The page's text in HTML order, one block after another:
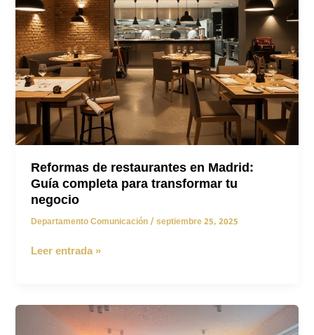
2025
con
precios,
tendencias
y
permisos
Reformas de restaurantes en Madrid:
Guía completa para transformar tu
negocio
Departamento Comunicación/septiembre 25, 2025
Reformas
en
Madrid:
Leer entrada »